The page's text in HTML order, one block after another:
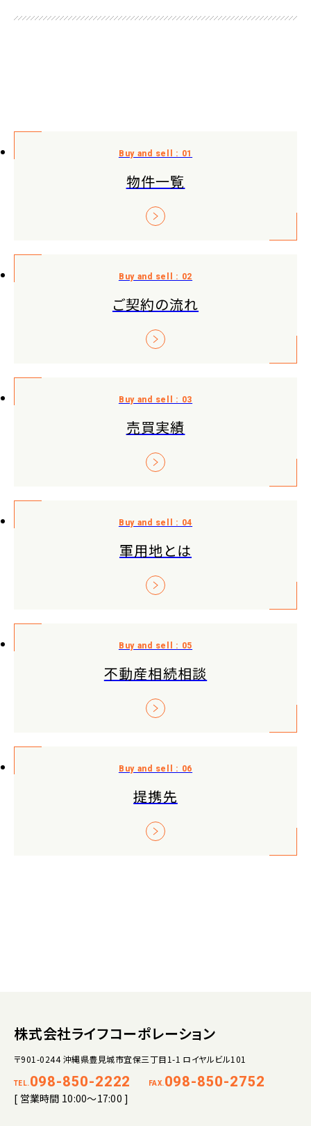
物件一覧
ご契約の流れ
売買実績
軍用地とは
不動産相続相談
提携先
株式会社ライフコーポレーション
〒901-0244 沖縄県豊見城市宜保三丁目1-1 ロイヤルビル101
TEL. 098-850-2222 FAX. 098-850-2752
[ 営業時間 10:00～17:00 ]